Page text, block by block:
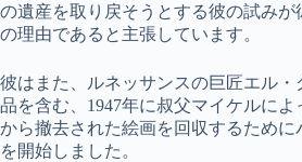
の遺産を取り戻そうとする彼の試みが
の理由であると主張しています。
彼はまた、ルネッサンスの巨匠エル・
品を含む、1947年に叔父マイケルによ
から撤去された絵画を回収するために
を開始しました。